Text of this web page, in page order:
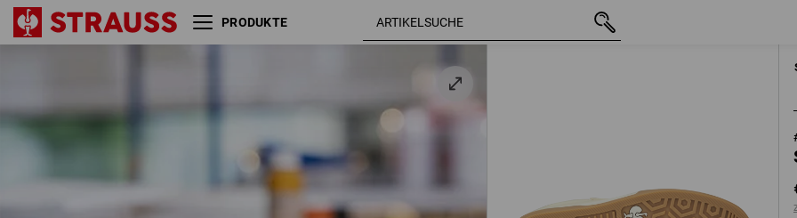
PRODUKTE
S1 Sicherheitsschuhe e.s.
hellbeige 41